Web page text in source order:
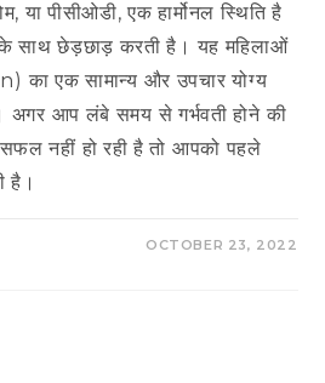
या पीसीओडी, एक हार्मोनल स्थिति है
साथ छेड़छाड़ करती है। यह महिलाओं
एक सामान्य और उपचार योग्य
आप लंबे समय से गर्भवती होने की
नहीं हो रही है तो आपको पहले
है।
OCTOBER 23, 2022